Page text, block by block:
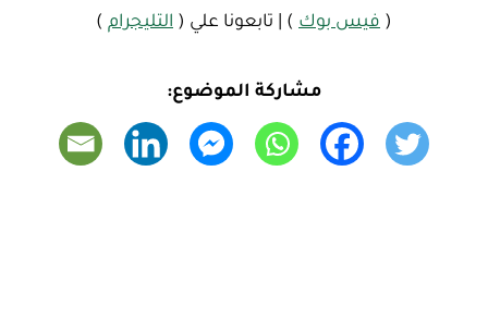
( فيس بوك ) | تابعونا علي ( التليجرام )
مشاركة الموضوع: